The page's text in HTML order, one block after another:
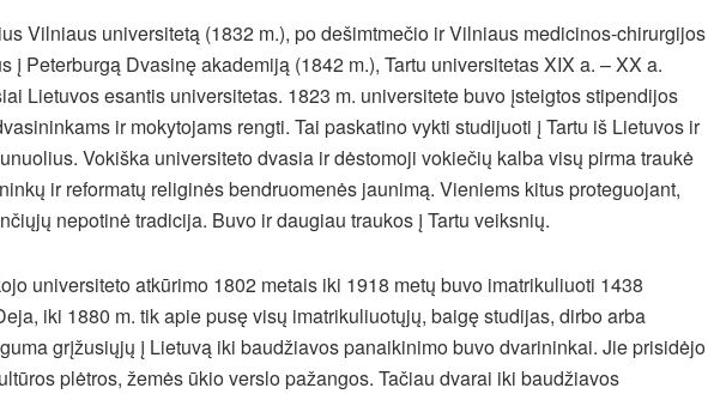
Vilniaus universitetą (1832 m.), po dešimtmečio ir Vilniaus medicinos-chirurgijos
į Peterburgą Dvasinę akademiją (1842 m.), Tartu universitetas XIX a. – XX a.
Lietuvos esantis universitetas. 1823 m. universitete buvo įsteigtos stipendijos
ir mokytojams rengti. Tai paskatino vykti studijuoti į Tartu iš Lietuvos ir
Vokiška universiteto dvasia ir dėstomoji vokiečių kalba visų pirma traukė
ir reformatų religinės bendruomenės jaunimą. Vieniems kitus proteguojant,
nepotinė tradicija. Buvo ir daugiau traukos į Tartu veiksnių.
universiteto atkūrimo 1802 metais iki 1918 metų buvo imatrikuliuoti 1438
iki 1880 m. tik apie pusę visų imatrikuliuotųjų, baigę studijas, dirbo arba
grįžusiųjų į Lietuvą iki baudžiavos panaikinimo buvo dvarininkai. Jie prisidėjo
plėtros, žemės ūkio verslo pažangos. Tačiau dvarai iki baudžiavos